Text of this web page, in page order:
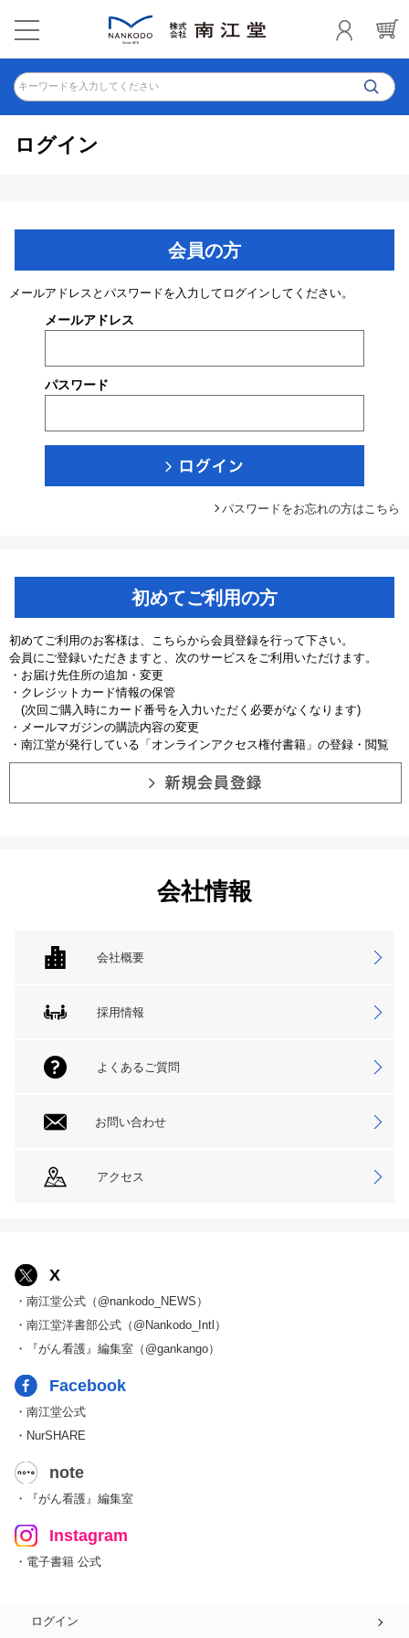
キーワードを入力してください
ログイン
会員の方
メールアドレスとパスワードを入力してログインしてください。
メールアドレス
パスワード
パスワードをお忘れの方はこちら
初めてご利用の方
初めてご利用のお客様は、こちらから会員登録を行って下さい。
会員にご登録いただきますと、次のサービスをご利用いただけます。
・お届け先住所の追加・変更
・クレジットカード情報の保管
(次回ご購入時にカード番号を入力いただく必要がなくなります)
・メールマガジンの購読内容の変更
・南江堂が発行している「オンラインアクセス権付書籍」の登録・閲覧
会社情報
会社概要
採用情報
よくあるご質問
お問い合わせ
アクセス
X
・南江堂公式（@nankodo_NEWS）
・南江堂洋書部公式（@Nankodo_Intl）
・『がん看護』編集室（@gankango）
Facebook
・南江堂公式
・NurSHARE
note
・『がん看護』編集室
Instagram
・電子書籍 公式
ログイン